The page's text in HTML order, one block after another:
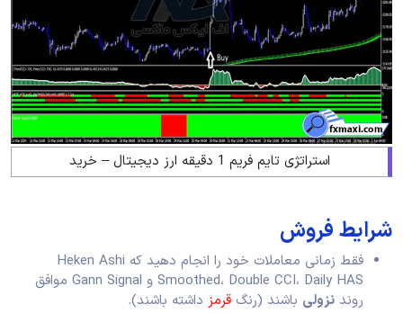
استراتژی تایم فریم 1 دقیقه ارز دیجیتال – خرید
شرایط فروش
فقط زمانی معاملات خود را انجام دهید که Heken Ashi
Smoothed، Double CCI، Daily HAS و Gann Signal موافق
روند نزولی باشند (رنگ قرمز داشته باشند).